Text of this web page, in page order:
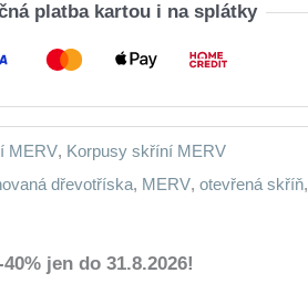
platba kartou i na splátky
MERV, Korpusy skříní MERV
dřevotříska, MERV, otevřená skříň,
jen do 31.8.2026!